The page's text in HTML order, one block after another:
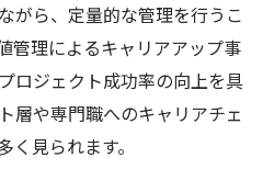
がら、定量的な管理を行うこ
管理によるキャリアアップ事
ロジェクト成功率の向上を具
層や専門職へのキャリアチェ
く見られます。